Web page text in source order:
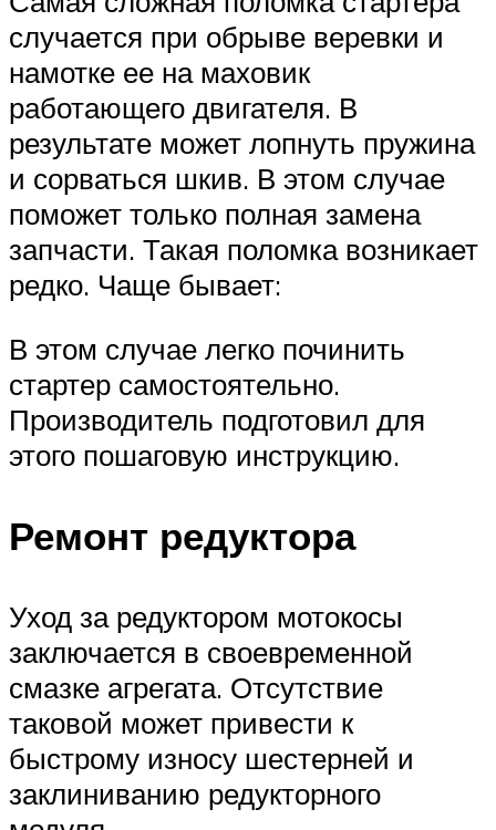
случается при обрыве веревки и
намотке ее на маховик
работающего двигателя. В
результате может лопнуть пружина
и сорваться шкив. В этом случае
поможет только полная замена
запчасти. Такая поломка возникает
редко. Чаще бывает:
В этом случае легко починить
стартер самостоятельно.
Производитель подготовил для
этого пошаговую инструкцию.
Ремонт редуктора
Уход за редуктором мотокосы
заключается в своевременной
смазке агрегата. Отсутствие
таковой может привести к
быстрому износу шестерней и
заклиниванию редукторного